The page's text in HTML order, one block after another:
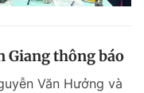
Giang thông báo
Văn Hưởng và